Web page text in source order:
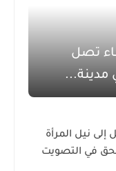
تصل
مدينة...
إلى نيل المرأة
في التصويت